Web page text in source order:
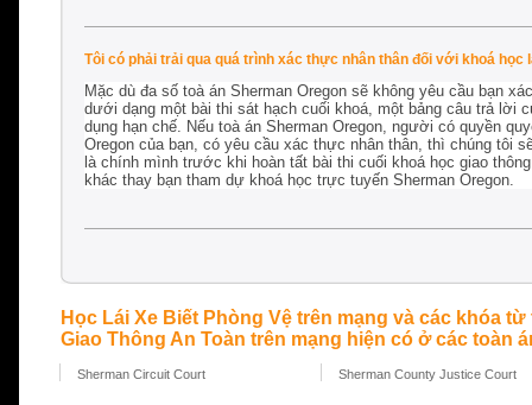
Tôi có phải trải qua quá trình xác thực nhân thân đối với khoá
Mặc dù đa số toà án Sherman Oregon sẽ không yêu cầu bạn
dưới dạng một bài thi sát hạch cuối khoá, một bảng câu trả lời
dụng hạn chế. Nếu toà án Sherman Oregon, người có quyền
Oregon của bạn, có yêu cầu xác thực nhân thân, thì chúng tôi
là chính mình trước khi hoàn tất bài thi cuối khoá học giao
khác thay bạn tham dự khoá học trực tuyến Sherman Oregon.
Học Lái Xe Biết Phòng Vệ trên mạng và các khóa
Giao Thông An Toàn trên mạng hiện có ở các toàn
Sherman Circuit Court Sherman County Justice Court